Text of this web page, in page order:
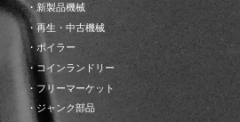
・新製品機械
・再生・中古機械
・ボイラー
・コインランドリー
・フリーマーケット
・ジャンク部品